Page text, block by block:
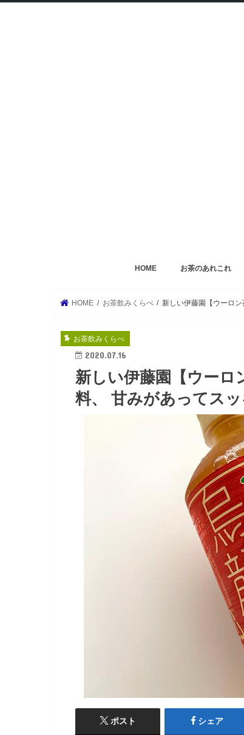
HOME お茶のあれこれ
HOME お茶飲みくらべ 新しい伊藤園【ウーロ
お茶飲みくらべ
2020.07.16
新しい伊藤園【ウーロ
料、 甘みがあってスッ
ポスト シェア